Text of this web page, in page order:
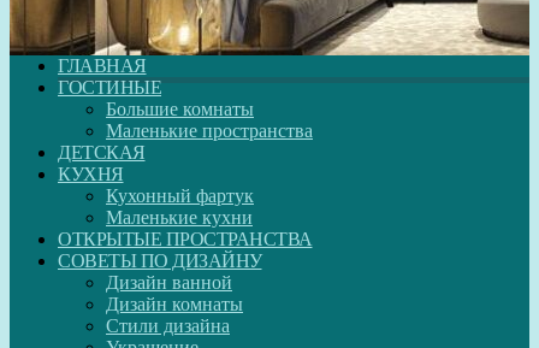
ГЛАВНАЯ
ГОСТИНЫЕ
Большие комнаты
Маленькие пространства
ДЕТСКАЯ
КУХНЯ
Кухонный фартук
Маленькие кухни
ОТКРЫТЫЕ ПРОСТРАНСТВА
СОВЕТЫ ПО ДИЗАЙНУ
Дизайн ванной
Дизайн комнаты
Стили дизайна